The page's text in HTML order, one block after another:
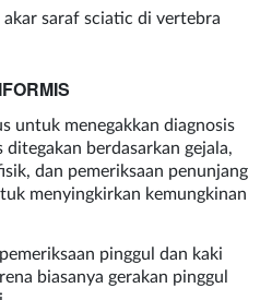
saraf sciatic di vertebra
untuk menegakkan diagnosis
berdasarkan gejala,
dan pemeriksaan penunjang
menyingkirkan kemungkinan
pinggul dan kaki
biasanya gerakan pinggul